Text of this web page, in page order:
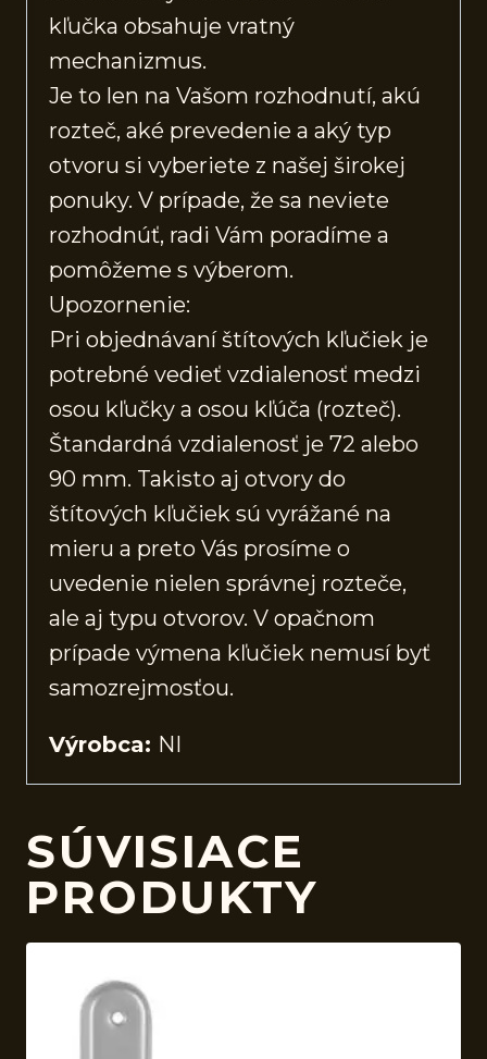
kľučka obsahuje vratný
mechanizmus.
Je to len na Vašom rozhodnutí, akú
rozteč, aké prevedenie a aký typ
otvoru si vyberiete z našej širokej
ponuky. V prípade, že sa neviete
rozhodnúť, radi Vám poradíme a
pomôžeme s výberom.
Upozornenie:
Pri objednávaní štítových kľučiek je
potrebné vedieť vzdialenosť medzi
osou kľučky a osou kľúča (rozteč).
Štandardná vzdialenosť je 72 alebo
90 mm. Takisto aj otvory do
štítových kľučiek sú vyrážané na
mieru a preto Vás prosíme o
uvedenie nielen správnej rozteče,
ale aj typu otvorov. V opačnom
prípade výmena kľučiek nemusí byť
samozrejmosťou.
Výrobca: NI
SÚVISIACE
PRODUKTY